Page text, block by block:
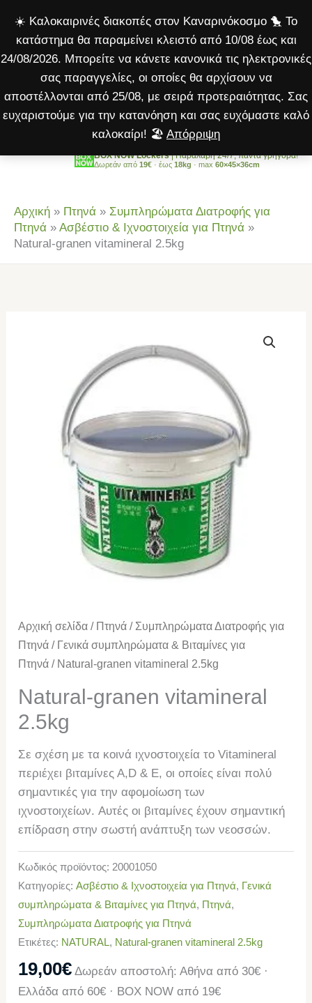
☀️ Καλοκαιρινές διακοπές στον Καναρινόκοσμο 🐤 Το
κατάστημα θα παραμείνει κλειστό από 10/08 έως και
24/08/2026. Μπορείτε να κάνετε κανονικά τις ηλεκτρονικές
σας παραγγελίες, οι οποίες θα αρχίσουν να
αποστέλλονται από 25/08, με σειρά προτεραιότητας. Σας
ευχαριστούμε για την κατανόηση και σας ευχόμαστε καλό
καλοκαίρι! 🏖️ Απόρριψη
στο
περιεχόμενο
BOX NOW Lockers| Παραλαβή 24/7, πάντα γρήγορα!
Δωρεάν από 19€ · έως 18kg · max 60×45×36cm
Αρχική » Πτηνά » Συμπληρώματα Διατροφής για
Πτηνά » Ασβέστιο & Ιχνοστοιχεία για Πτηνά »
Natural-granen vitamineral 2.5kg
Αρχική σελίδα / Πτηνά / Συμπληρώματα Διατροφής για
Πτηνά / Γενικά συμπληρώματα & Βιταμίνες για
Πτηνά / Natural-granen vitamineral 2.5kg
Natural-granen vitamineral
2.5kg
Σε σχέση με τα κοινά ιχνοστοιχεία το Vitamineral
περιέχει βιταμίνες Α,D & Ε, οι οποίες είναι πολύ
σημαντικές για την αφομοίωση των
ιχνοστοιχείων. Αυτές οι βιταμίνες έχουν σημαντική
επίδραση στην σωστή ανάπτυξη των νεοσσών.
Κωδικός προϊόντος: 20001050
Κατηγορίες:Ασβέστιο & Ιχνοστοιχεία για Πτηνά, Γενικά
συμπληρώματα & Βιταμίνες για Πτηνά, Πτηνά,
Συμπληρώματα Διατροφής για Πτηνά
Ετικέτες: NATURAL, Natural-granen vitamineral 2.5kg
19,00€ Δωρεάν αποστολή: Αθήνα από 30€ ·
Ελλάδα από 60€ · BOX NOW από 19€
ποσότητα
2.5kg
ποσότητα